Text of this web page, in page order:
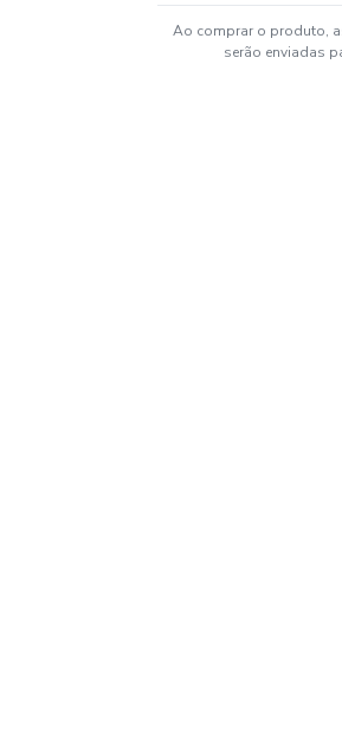
Ao comprar o produto,
serão enviadas